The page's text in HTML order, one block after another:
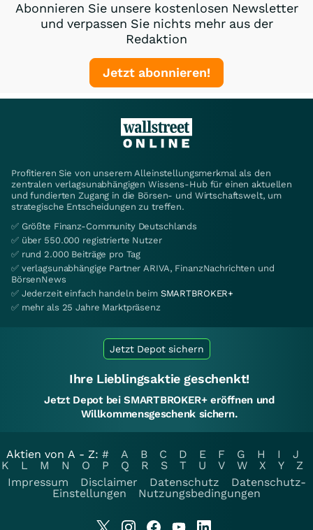
Abonnieren Sie unsere kostenlosen Newsletter
und verpassen Sie nichts mehr aus der
Redaktion
Jetzt abonnieren!
Profitieren Sie von unserem Alleinstellungsmerkmal als den
zentralen verlagsunabhängigen Wissens-Hub für einen aktuellen
und fundierten Zugang in die Börsen- und Wirtschaftswelt, um
strategische Entscheidungen zu treffen.
✅ Größte Finanz-Community Deutschlands
✅ über 550.000 registrierte Nutzer
✅ rund 2.000 Beiträge pro Tag
✅ verlagsunabhängige Partner ARIVA, FinanzNachrichten und
BörsenNews
✅ Jederzeit einfach handeln beim SMARTBROKER+
✅ mehr als 25 Jahre Marktpräsenz
Jetzt Depot sichern
Ihre Lieblingsaktie geschenkt!
Jetzt Depot bei SMARTBROKER+ eröffnen und
Willkommensgeschenk sichern.
Aktien von A - Z: # A B C D E F G H I
J
K
L M N O P Q R S T U V W X Y
Z
Impressum
Disclaimer Datenschutz
Datenschutz-
Einstellungen
Nutzungsbedingungen